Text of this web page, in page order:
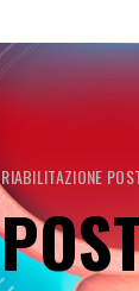
RIABILITAZIONE